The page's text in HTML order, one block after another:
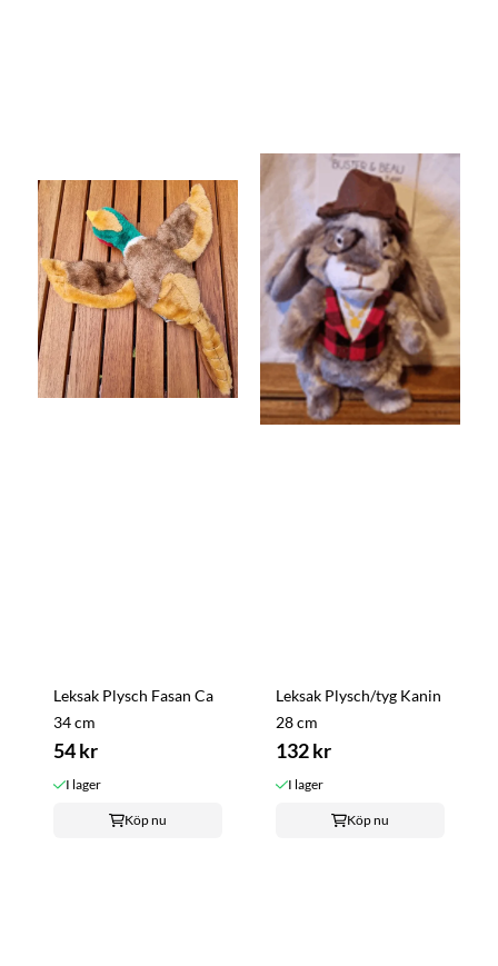
Leksak Plysch Fasan Ca
34 cm
54 kr
I lager
Köp nu
Leksak Plysch/tyg Kanin
28 cm
132 kr
I lager
Köp nu